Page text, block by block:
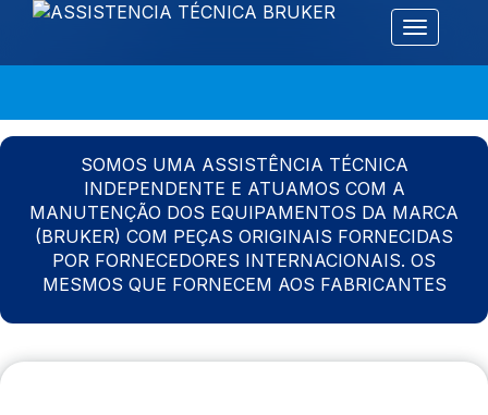
Alternar
SOMOS UMA ASSISTÊNCIA TÉCNICA
INDEPENDENTE E ATUAMOS COM A
MANUTENÇÃO DOS EQUIPAMENTOS DA MARCA
(BRUKER) COM PEÇAS ORIGINAIS FORNECIDAS
POR FORNECEDORES INTERNACIONAIS. OS
MESMOS QUE FORNECEM AOS FABRICANTES